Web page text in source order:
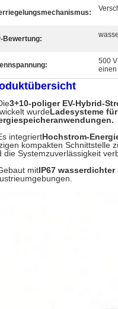
Bewertung:
500
einen
3+10-poliger EV-Hybrid-
wurdeLadesysteme
integriertHochstrom-
kompakten Schnittstelle
die Systemzuverlässigkeit
mitIP67 wasserdichter